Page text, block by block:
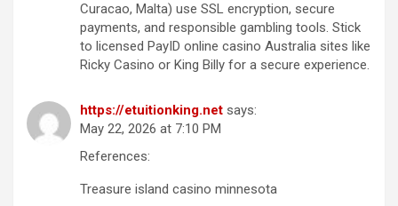
Curacao, Malta) use SSL encryption, secure
payments, and responsible gambling tools. Stick
to licensed PayID online casino Australia sites like
Ricky Casino or King Billy for a secure experience.
https://etuitionking.net says:
May 22, 2026 at 7:10 PM
References:
Treasure island casino minnesota